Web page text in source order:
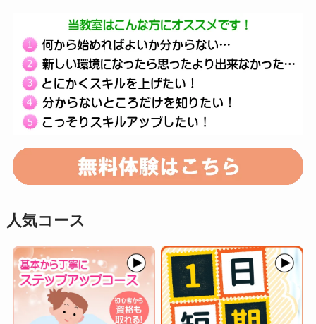
人気コース